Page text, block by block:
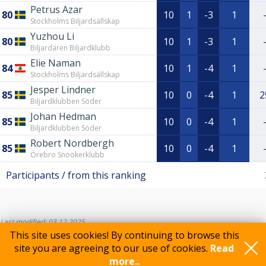
This site uses cookies! By continuing to browse this
site you are agreeing to our use of cookies. Read
more..
80 Petrus Azar
Stockholms Biljardsällskap 10 1 -3 1 -
80 Yuzhou Li
Biljardären Biljardklubb 10 1 -3 1 -
84 Elie Naman
Stockholms Biljardsällskap 10 1 -4 1 -
85 Jesper Lindner
Biljardklubben Söder 10 0 -4 1
85 Johan Hedman
Biljardklubben Söder 10 0 -4 1 -
85 Robert Nordbergh
Örebro Snookerklubb 10 0 -4 1 -
Participants / from this ranking
Last modified: 03.12.2025
Feedback